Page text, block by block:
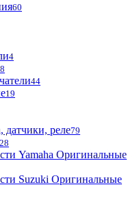
60
4
44
19
датчики, реле79
28
Оригинальные
Оригинальные